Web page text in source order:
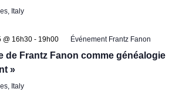
Italy
@ 16h30- 19h00 Événement Frantz Fanon
de Frantz Fanon comme généalogie
»
Italy